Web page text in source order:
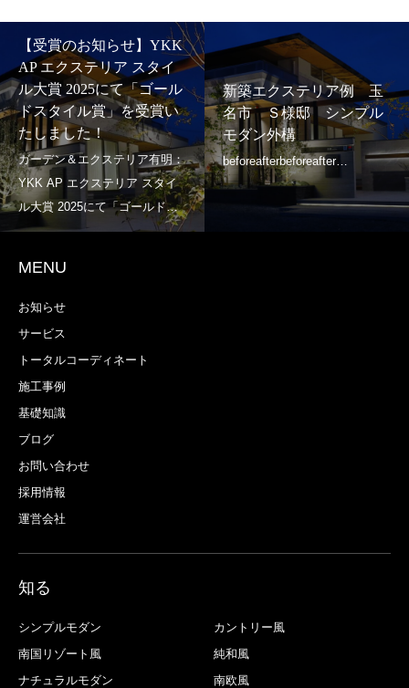
【受賞のお知らせ】YKK
AP エクステリア スタイ
ル大賞 2025にて「ゴール
ドスタイル賞」を受賞い
たしました！
新築エクステリア例 玉
名市 Ｓ様邸 シンプル
モダン外構
MENU
お知らせ
サービス
トータルコーディネート
施工事例
基礎知識
ブログ
お問い合わせ
採用情報
運営会社
知る
シンプルモダン
カントリー風
南国リゾート風
純和風
ナチュラルモダン
南欧風